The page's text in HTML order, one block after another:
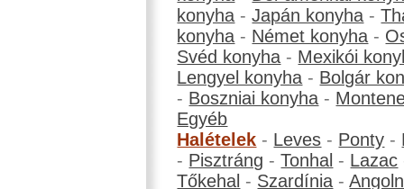
konyha -Japán konyha -
konyha - Német konyha -
Svéd konyha - Mexikói
Lengyel konyha - Bolgár
- Boszniai konyha -
Egyéb
Halételek - Leves - Ponty -
- Pisztráng -Tonhal - Lazac
Tőkehal - Szardínia -